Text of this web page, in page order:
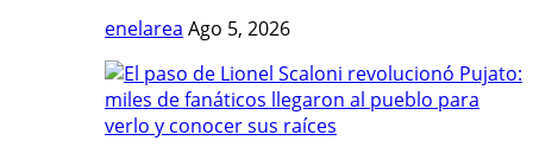
enelarea Ago 5, 2026